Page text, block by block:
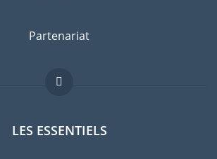
Partenariat
LES ESSENTIELS